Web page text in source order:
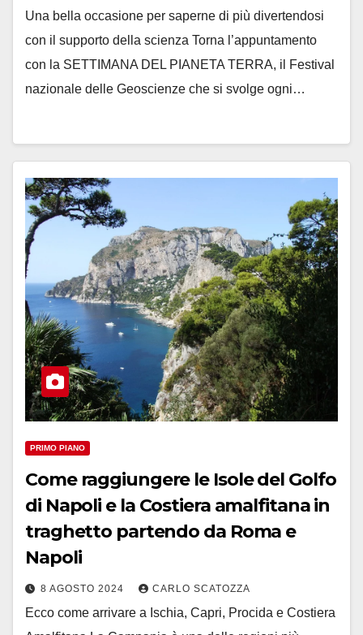
Una bella occasione per saperne di più divertendosi
con il supporto della scienza Torna l’appuntamento
con la SETTIMANA DEL PIANETA TERRA, il Festival
nazionale delle Geoscienze che si svolge ogni…
PRIMO PIANO
Come raggiungere le Isole del Golfo
di Napoli e la Costiera amalfitana in
traghetto partendo da Roma e
Napoli
8 AGOSTO 2024 CARLO SCATOZZA
Ecco come arrivare a Ischia, Capri, Procida e Costiera